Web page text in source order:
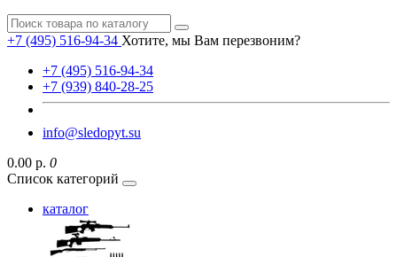
+7 (495) 516-94-34 Хотите, мы Вам перезвоним?
+7 (495) 516-94-34
+7 (939) 840-28-25
info@sledopyt.su
0.00 р. 0
Список категорий
каталог